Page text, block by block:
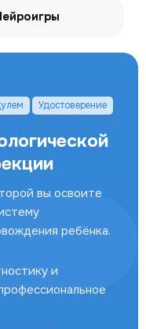
Удостоверение
вы освоите
ребёнка.
и